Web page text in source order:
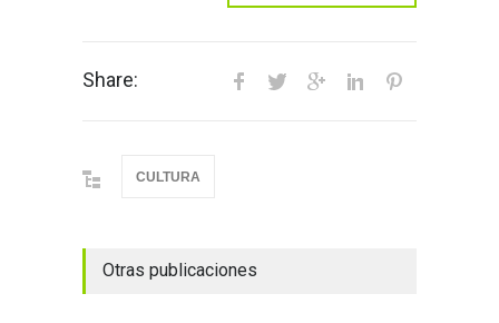
Share:
CULTURA
Otras publicaciones